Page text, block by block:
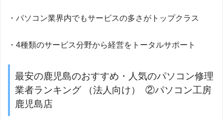
・パソコン業界内でもサービスの多さがトップクラス
・4種類のサービス分野から経営をトータルサポート
最安の鹿児島のおすすめ・人気のパソコン修理
業者ランキング （法人向け） ②パソコン工房
鹿児島店